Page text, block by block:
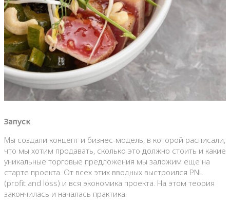
Запуск
Мы создали концепт и бизнес-модель, в которой расписали,
что мы хотим продавать, сколько это должно стоить и какие
уникальные торговые предложения мы заложим еще на
старте проекта. От всех этих вводных выстроился PNL
(profit and loss) и вся экономика проекта. На этом теория
закончилась и началась практика.